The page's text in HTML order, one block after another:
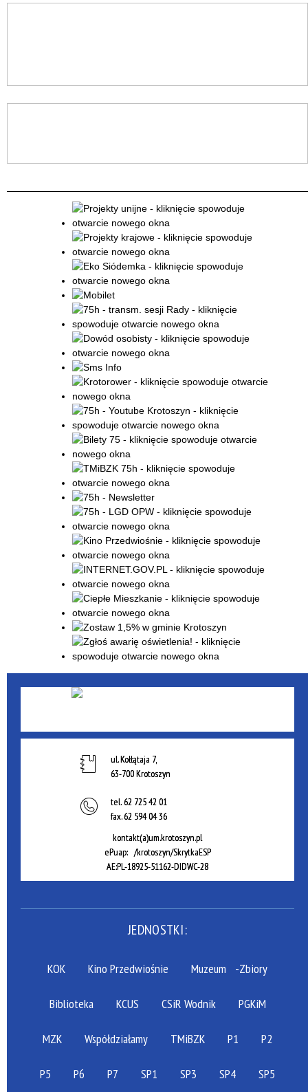
ul. Kołłątaja 7,
63-700 Krotoszyn
tel.62 725 42 01
fax.62 594 04 36
kontakt(a)um.krotoszyn.pl
ePuap: /krotoszyn/SkrytkaESP
AE:PL-18925-51162-DIDWC-28
JEDNOSTKI:
KOK Kino Przedwiośnie Muzeum -Zbiory
Biblioteka KCUS CSiR Wodnik PGKiM
MZK Współdziałamy TMiBZK P1 P2
P5 P6 P7 SP1 SP3 SP4 SP5